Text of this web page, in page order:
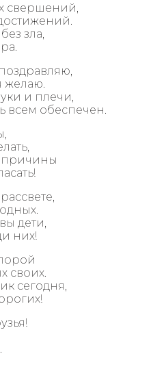
свершений,
зла,
желаю.
и плечи,
всем обеспечен.
причины
дети,
них!
своих.
сегодня,